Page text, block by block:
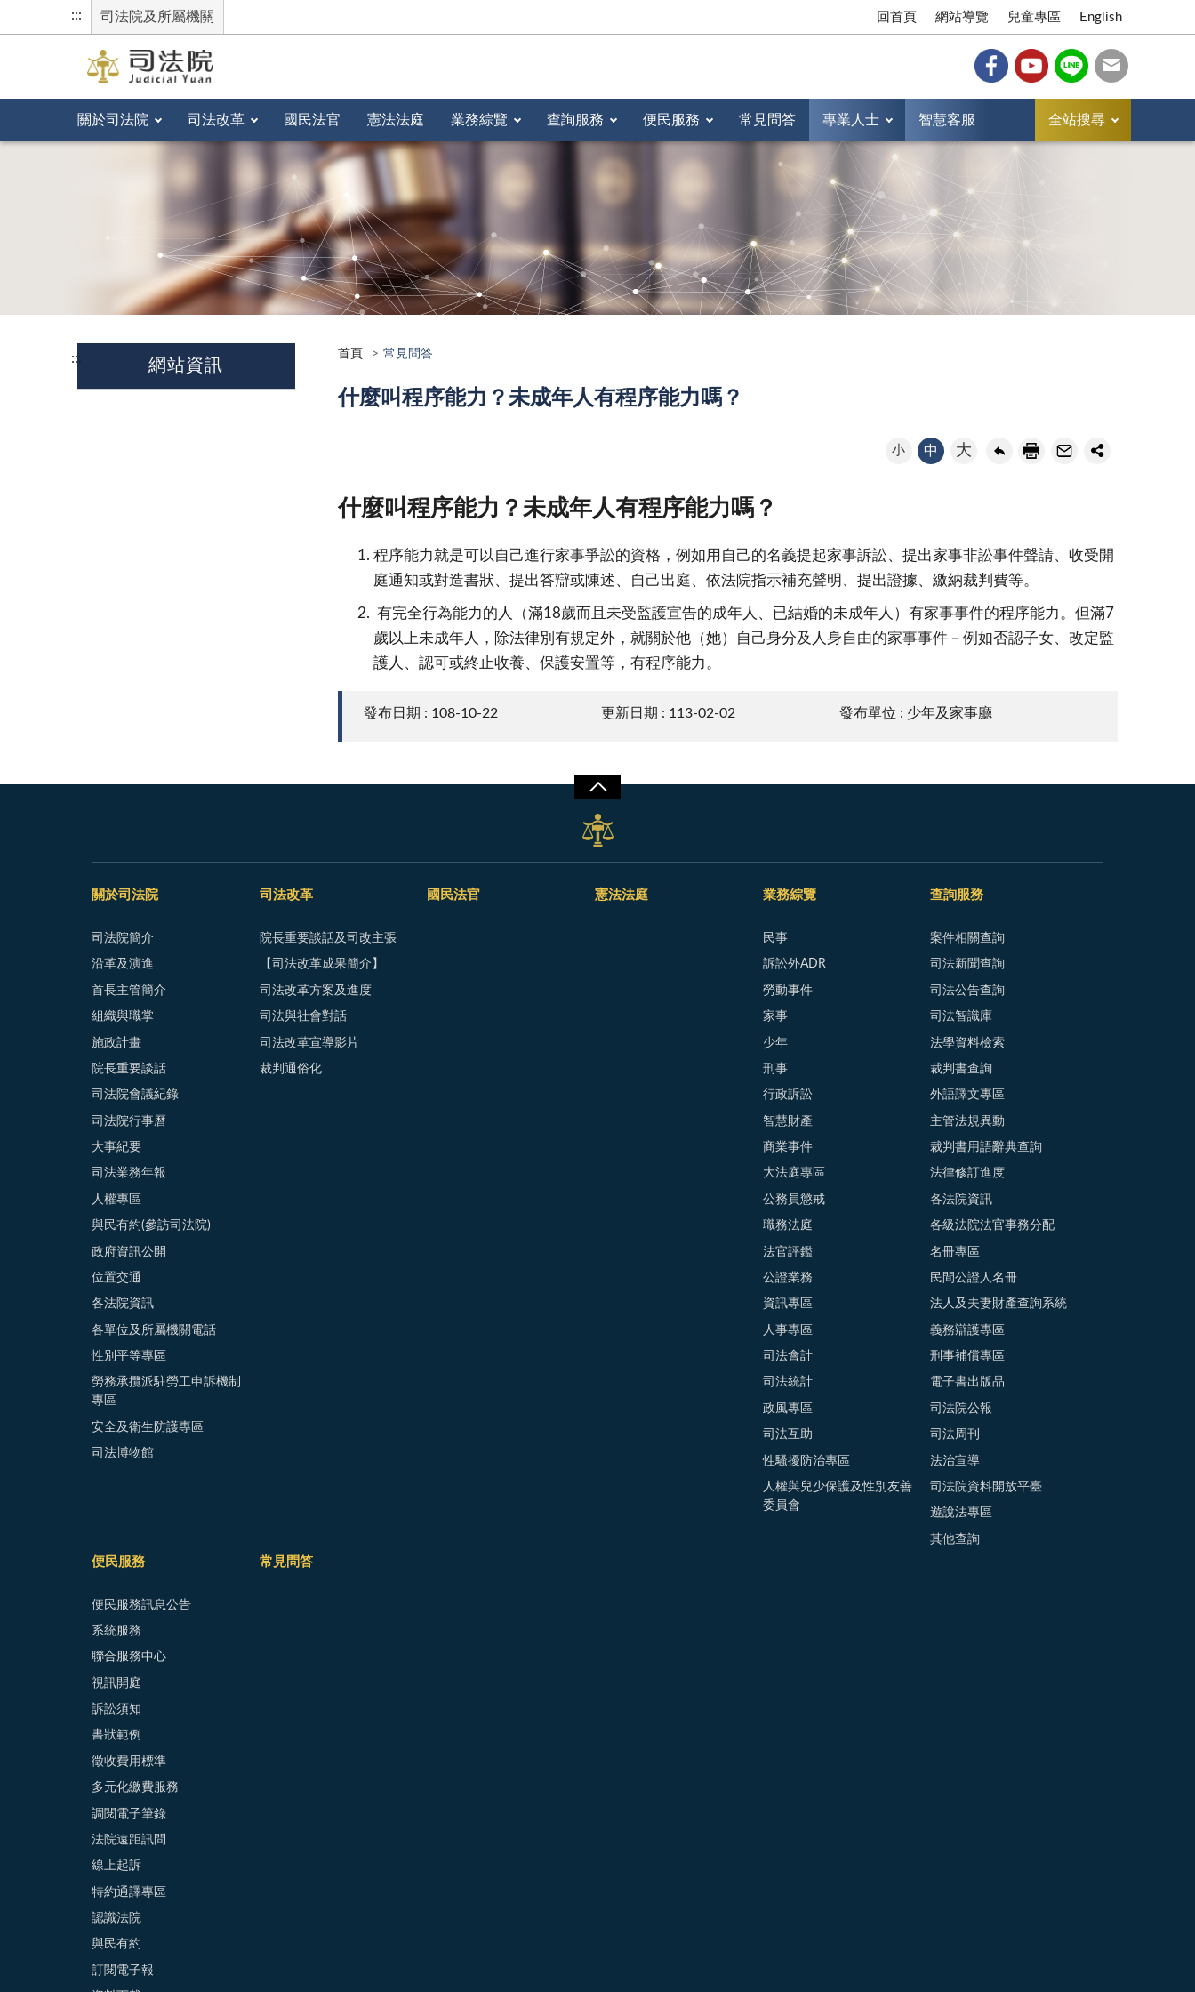
::: 司法院及所屬機關 回首頁 網站導覽 兒童專區 English
關於司法院 司法改革 國民法官 憲法法庭 業務綜覽 查詢服務 便民服務 常見問答 專業人士 智慧客服 全站搜尋
::: 網站資訊
首頁 常見問答
什麼叫程序能力？未成年人有程序能力嗎？
小 中 大
什麼叫程序能力？未成年人有程序能力嗎？
程序能力就是可以自己進行家事爭訟的資格，例如用自己的名義提起家事訴訟、提出家事非訟事件聲請、收受開
庭通知或對造書狀、提出答辯或陳述、自己出庭、依法院指示補充聲明、提出證據、繳納裁判費等。
有完全行為能力的人（滿18歲而且未受監護宣告的成年人、已結婚的未成年人）有家事事件的程序能力。但滿7
歲以上未成年人，除法律別有規定外，就關於他（她）自己身分及人身自由的家事事件－例如否認子女、改定監
護人、認可或終止收養、保護安置等，有程序能力。
發布日期 : 108-10-22 更新日期 : 113-02-02 發布單位 : 少年及家事廳
關於司法院
司法院簡介
沿革及演進
首長主管簡介
組織與職掌
施政計畫
院長重要談話
司法院會議紀錄
司法院行事曆
大事紀要
司法業務年報
人權專區
與民有約(參訪司法院)
政府資訊公開
位置交通
各法院資訊
各單位及所屬機關電話
性別平等專區
勞務承攬派駐勞工申訴機制
專區
安全及衛生防護專區
司法博物館
司法改革
院長重要談話及司改主張
【司法改革成果簡介】
司法改革方案及進度
司法與社會對話
司法改革宣導影片
裁判通俗化
國民法官 憲法法庭 業務綜覽
民事
訴訟外ADR
勞動事件
家事
少年
刑事
行政訴訟
智慧財產
商業事件
大法庭專區
公務員懲戒
職務法庭
法官評鑑
公證業務
資訊專區
人事專區
司法會計
司法統計
政風專區
司法互助
性騷擾防治專區
人權與兒少保護及性別友善
委員會
查詢服務
案件相關查詢
司法新聞查詢
司法公告查詢
司法智識庫
法學資料檢索
裁判書查詢
外語譯文專區
主管法規異動
裁判書用語辭典查詢
法律修訂進度
各法院資訊
各級法院法官事務分配
名冊專區
民間公證人名冊
法人及夫妻財產查詢系統
義務辯護專區
刑事補償專區
電子書出版品
司法院公報
司法周刊
法治宣導
司法院資料開放平臺
遊說法專區
其他查詢
便民服務
便民服務訊息公告
系統服務
聯合服務中心
視訊開庭
訴訟須知
書狀範例
徵收費用標準
多元化繳費服務
調閱電子筆錄
法院遠距訊問
線上起訴
特約通譯專區
認識法院
與民有約
訂閱電子報
常見問答